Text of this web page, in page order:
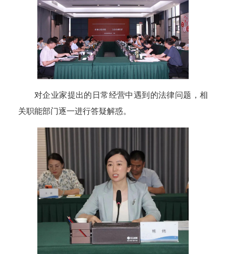
对企业家提出的日常经营中遇到的法律问题，相
关职能部门逐一进行答疑解惑。